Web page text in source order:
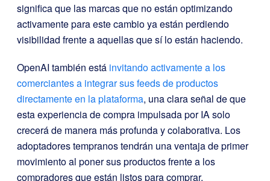
significa que las marcas que no están optimizando
activamente para este cambio ya están perdiendo
visibilidad frente a aquellas que sí lo están haciendo.
OpenAI también está invitando activamente a los
comerciantes a integrar sus feeds de productos
directamente en la plataforma, una clara señal de que
esta experiencia de compra impulsada por IA solo
crecerá de manera más profunda y colaborativa. Los
adoptadores tempranos tendrán una ventaja de primer
movimiento al poner sus productos frente a los
compradores que están listos para comprar.